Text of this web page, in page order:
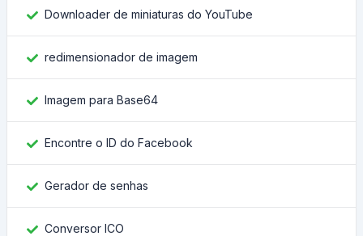
Downloader de miniaturas do YouTube
redimensionador de imagem
Imagem para Base64
Encontre o ID do Facebook
Gerador de senhas
Conversor ICO